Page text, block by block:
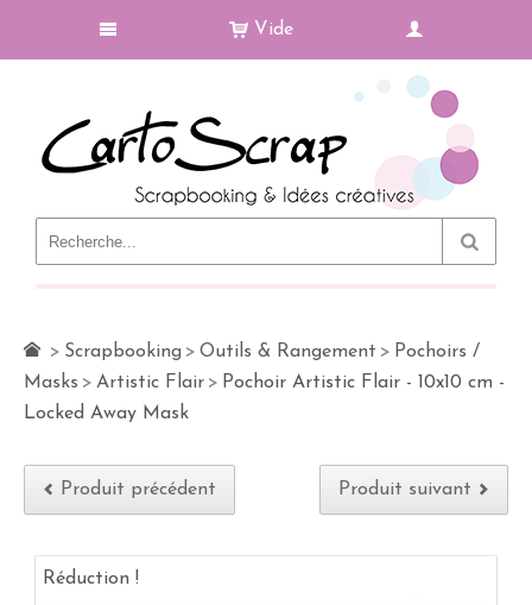
Vide
> Scrapbooking > Outils & Rangement > Pochoirs /
Masks > Artistic Flair > Pochoir Artistic Flair - 10x10 cm -
Locked Away Mask
Produit précédent Produit suivant
Réduction !